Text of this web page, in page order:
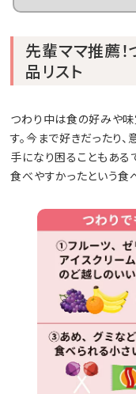
先輩ママ推薦
品リスト
つわり中は食の好みや
す。今まで好きだったり
手になり困ることもある
食べやすかったという食